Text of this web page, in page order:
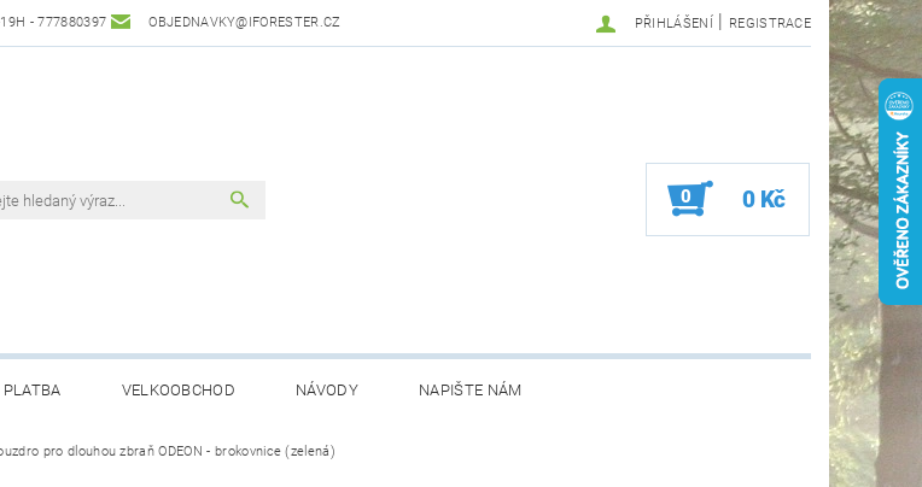
19H - 777880397 OBJEDNAVKY@IFORESTER.CZ PŘIHLÁŠENÍ | REGISTRACE
0 0 Kč
PLATBA VELKOOBCHOD NÁVODY NAPIŠTE NÁM
pro dlouhou zbraň ODEON - brokovnice (zelená)